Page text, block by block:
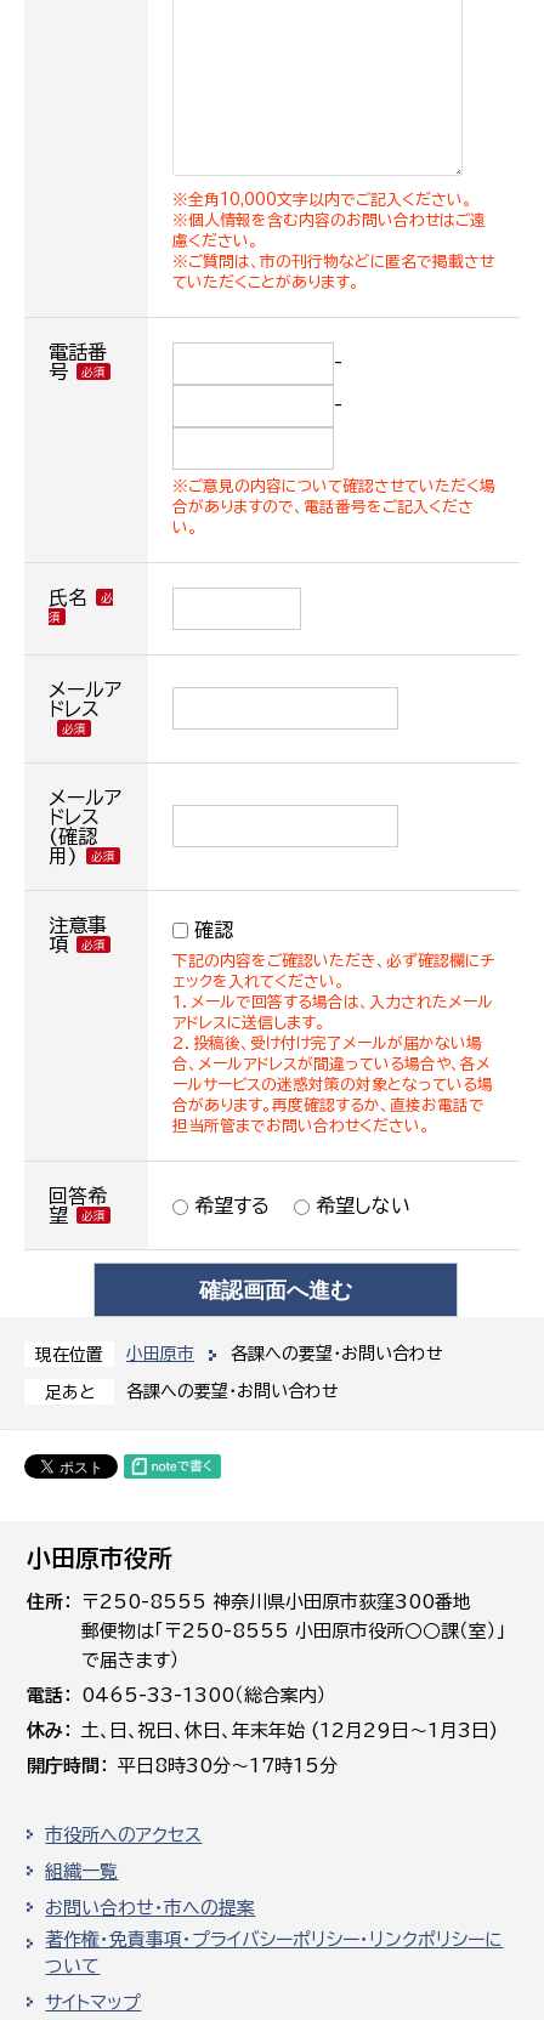
現在位置 小田原市 各課への要望・お問い合わせ
足あと 各課への要望・お問い合わせ
※全角10,000文字以内でご記入ください。
※個人情報を含む内容のお問い合わせはご遠
慮ください。
※ご質問は、市の刊行物などに匿名で掲載させ
ていただくことがあります。
電話番
号
-
-
※ご意見の内容について確認させていただく場
合がありますので、電話番号をご記入くださ
い。
氏名
メールア
ドレス
メールア
ドレス
(確認
用)
注意事
項
確認
下記の内容をご確認いただき、必ず確認欄にチ
ェックを入れてください。
１．メールで回答する場合は、入力されたメール
アドレスに送信します。
２．投稿後、受け付け完了メールが届かない場
合、メールアドレスが間違っている場合や、各メ
ールサービスの迷惑対策の対象となっている場
合があります。再度確認するか、直接お電話で
担当所管までお問い合わせください。
回答希
望
希望する 希望しない
小田原市役所
住所
〒250-8555 神奈川県小田原市荻窪300番地
郵便物は「〒250-8555 小田原市役所○○課（室）」
で届きます）
電話
0465-33-1300（総合案内）
休み
土､日､祝日、休日、年末年始 (12月29日～1月3日)
開庁時間
平日8時30分～17時15分
市役所へのアクセス
組織一覧
お問い合わせ・市への提案
著作権・免責事項・プライバシーポリシー・リンクポリシーに
ついて
サイトマップ